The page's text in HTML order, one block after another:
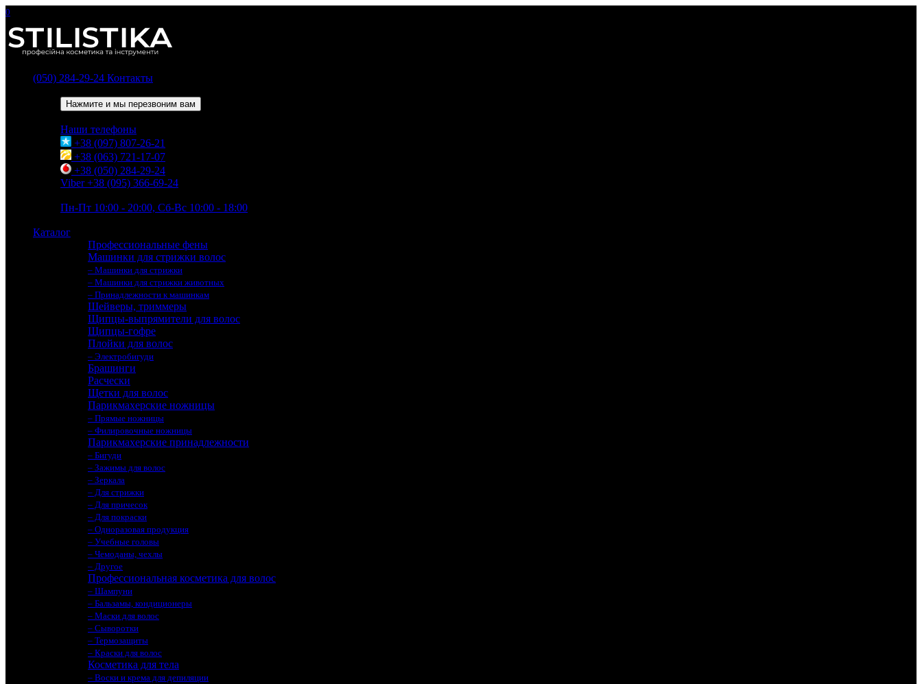
0
(050) 284-29-24 Контакты
Нажмите и мы перезвоним вам
Наши телефоны
+38 (097) 807-26-21
+38 (063) 721-17-07
+38 (050) 284-29-24
Viber +38 (095) 366-69-24
Пн-Пт 10:00 - 20:00, Сб-Вс 10:00 - 18:00
Каталог
Профессиональные фены
Машинки для стрижки волос
– Машинки для стрижки
– Машинки для стрижки животных
– Принадлежности к машинкам
Шейверы, триммеры
Щипцы-выпрямители для волос
Щипцы-гофре
Плойки для волос
– Электробигуди
Брашинги
Расчески
Щетки для волос
Парикмахерские ножницы
– Прямые ножницы
– Филировочные ножницы
Парикмахерские принадлежности
– Бигуди
– Зажимы для волос
– Зеркала
– Для стрижки
– Для причесок
– Для покраски
– Одноразовая продукция
– Учебные головы
– Чемоданы, чехлы
– Другое
Профессиональная косметика для волос
– Шампуни
– Бальзамы, кондиционеры
– Маски для волос
– Сыворотки
– Термозащиты
– Краски для волос
Косметика для тела
– Воски и крема для депиляции